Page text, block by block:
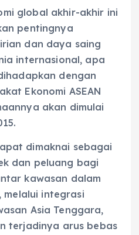
global akhir-akhir ini
pentingnya
dan daya saing
internasional, apa
dengan
Ekonomi ASEAN
akan dimulai
dimaknai sebagai
dan peluang bagi
kawasan dalam
melalui integrasi
Asia Tenggara,
terjadinya arus bebas